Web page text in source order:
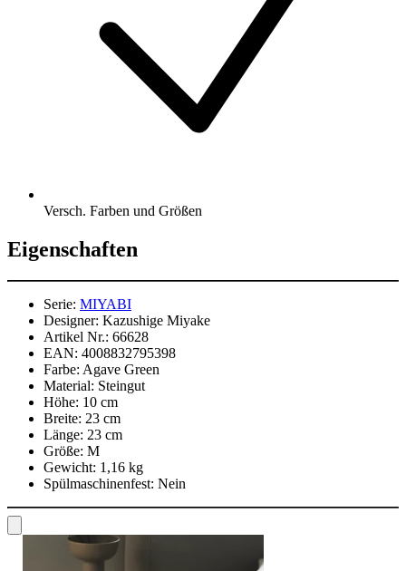
Versch. Farben und Größen
Eigenschaften
Serie: MIYABI
Designer: Kazushige Miyake
Artikel Nr.: 66628
EAN: 4008832795398
Farbe: Agave Green
Material: Steingut
Höhe: 10 cm
Breite: 23 cm
Länge: 23 cm
Größe: M
Gewicht: 1,16 kg
Spülmaschinenfest: Nein